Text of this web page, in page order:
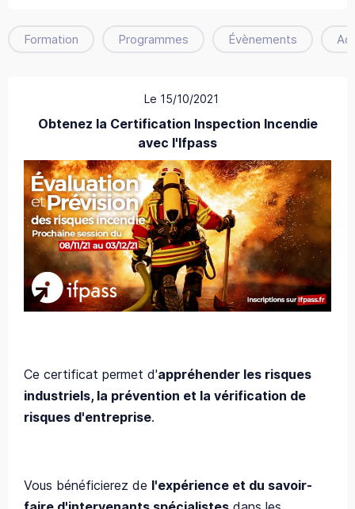
Formation Programmes Évènements
Le 15/10/2021
Obtenez la Certification Inspection Incendie
avec l'Ifpass
Ce certificat permet d'appréhender les risques
industriels, la prévention et la vérification de
risques d'entreprise.
Vous bénéficierez de l'expérience et du savoir-